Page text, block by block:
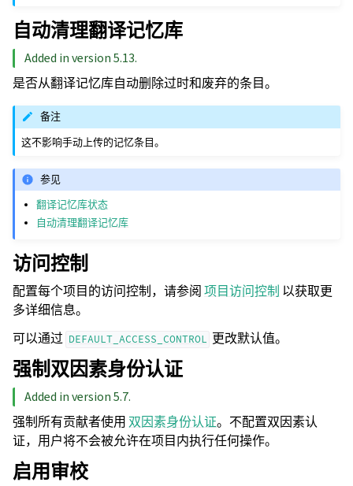
自动清理翻译记忆库
Added in version 5.13.
是否从翻译记忆库自动删除过时和废弃的条目。
备注
这不影响手动上传的记忆条目。
参见
翻译记忆库状态
自动清理翻译记忆库
访问控制
配置每个项目的访问控制，请参阅 项目访问控制 以获取更
多详细信息。
可以通过 DEFAULT_ACCESS_CONTROL 更改默认值。
强制双因素身份认证
Added in version 5.7.
强制所有贡献者使用 双因素身份认证。不配置双因素认
证，用户将不会被允许在项目内执行任何操作。
启用审校